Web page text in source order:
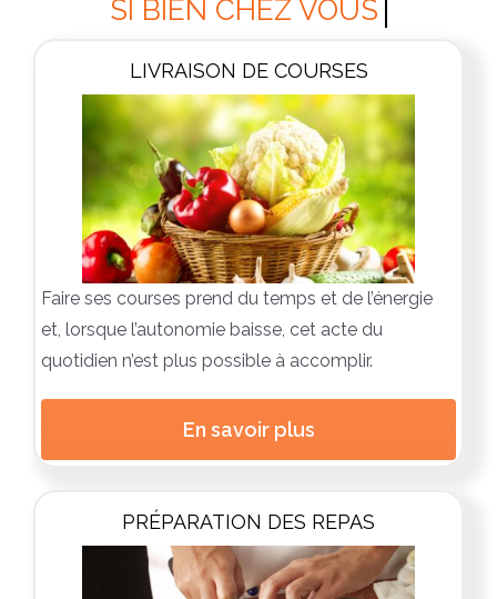
LIVRAISON DE COURSES
Faire ses courses prend du temps et de l’énergie
et, lorsque l’autonomie baisse, cet acte du
quotidien n’est plus possible à accomplir.
En savoir plus
PRÉPARATION DES REPAS